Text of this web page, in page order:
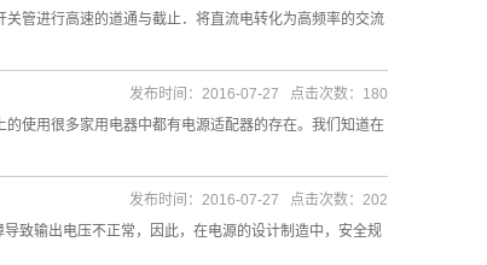
管进行高速的道通与截止．将直流电转化为高频率的交流
使用很多家用电器中都有电源适配器的存在。我们知道在
发布时间：2016-07-27 点击次数：180
致输出电压不正常，因此，在电源的设计制造中，安全规
发布时间：2016-07-27 点击次数：202